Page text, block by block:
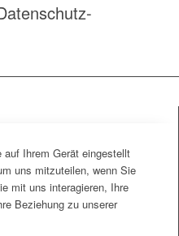
auf Ihrem Gerät eingestellt
uns mitzuteilen, wenn Sie
mit uns interagieren, Ihre
Beziehung zu unserer